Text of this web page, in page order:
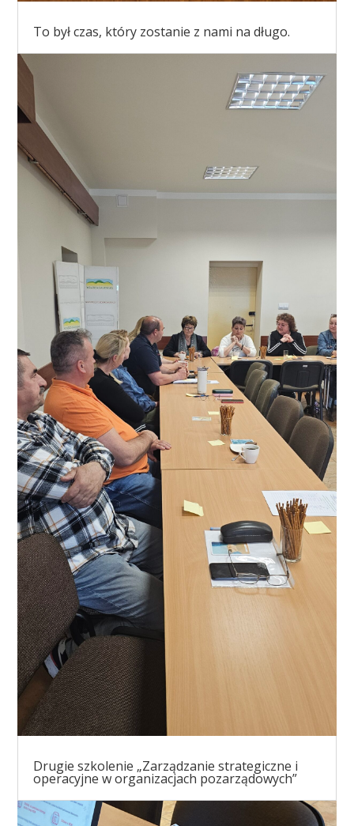
To był czas, który zostanie z nami na długo.
Drugie szkolenie „Zarządzanie strategiczne i
operacyjne w organizacjach pozarządowych”